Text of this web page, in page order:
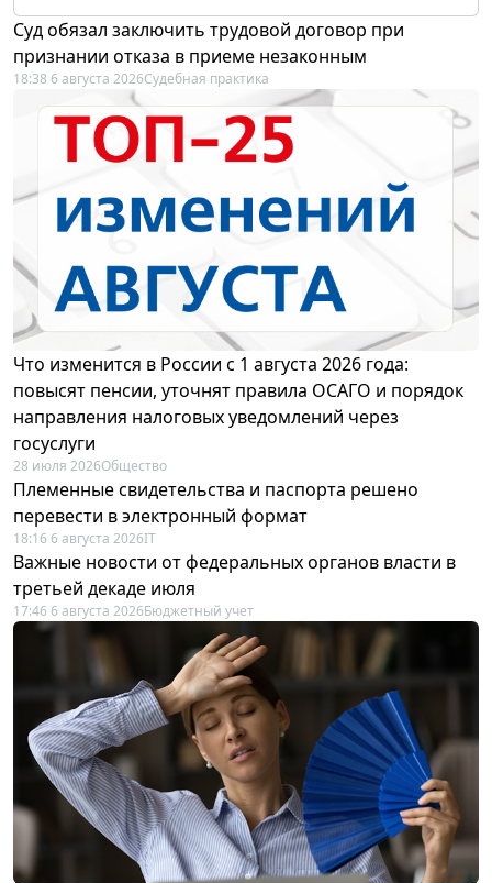
Суд обязал заключить трудовой договор при
признании отказа в приеме незаконным
18:38 6 августа 2026Судебная практика
Что изменится в России с 1 августа 2026 года:
повысят пенсии, уточнят правила ОСАГО и порядок
направления налоговых уведомлений через
госуслуги
28 июля 2026Общество
Племенные свидетельства и паспорта решено
перевести в электронный формат
18:16 6 августа 2026IT
Важные новости от федеральных органов власти в
третьей декаде июля
17:46 6 августа 2026Бюджетный учет